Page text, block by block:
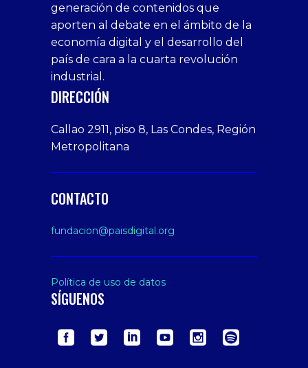
veren
siteler
1xbet
deneme
bonusu
veren
1xbet
giriş
tarafbet
giriş
bonusu
veren
siteler
webcam
Cumshots
Tits
Free
Amateur
Porn
Xxx
Indian
Big
Butt
sex
From
Step
siteler
generación de contenidos que
aporten al debate en el ámbito de la
economía digital y el desarrollo del
país de cara a la cuarta revolución
industrial.
DIRECCIÓN
Callao 2911, piso 8, Las Condes, Región
Metropolitana
CONTACTO
fundacion@paisdigital.org
Política de uso de datos
SÍGUENOS